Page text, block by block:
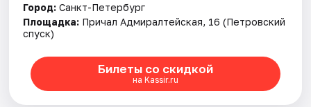
Рейтинги
Город: Санкт-Петербург
Площадка: Причал Адмиралтейская, 16 (Петровский
спуск)
Билеты со скидкой
на Kassir.ru